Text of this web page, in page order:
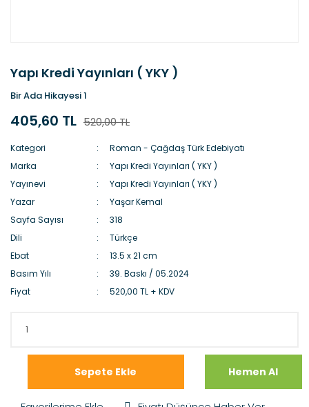
Yapı Kredi Yayınları ( YKY )
Bir Ada Hikayesi 1
405,60 TL 520,00 TL
Kategori
Roman - Çağdaş Türk Edebiyatı
Marka
Yapı Kredi Yayınları ( YKY )
Yayınevi
Yapı Kredi Yayınları ( YKY )
Yazar
Yaşar Kemal
Sayfa Sayısı
318
Dili
Türkçe
Ebat
13.5 x 21 cm
Basım Yılı
39. Baskı / 05.2024
Fiyat
520,00 TL + KDV
Sepete Ekle Hemen Al